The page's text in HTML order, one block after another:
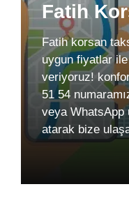
Fatih
Fatih korsan
uygun fiyatlar
veriyoruz!
51 54
veya WhatsApp
atarak bize